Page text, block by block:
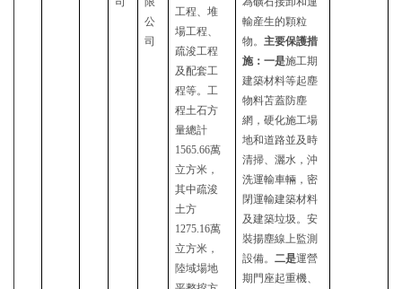
公
司
工程、堆
場工程、
疏浚工程
及配套工
程等。工
程土石方
量總計
1565.66萬
立方米，
其中疏浚
土方
1275.16萬
立方米，
陸域場地
輸産生的顆粒
物。主要保護措
施：一是施工期
建築材料等起塵
物料苫蓋防塵
網，硬化施工場
地和道路並及時
清掃、灑水，沖
洗運輸車輛，密
閉運輸建築材料
及建築垃圾。安
裝揚塵線上監測
設備。二是運營
期門座起重機、